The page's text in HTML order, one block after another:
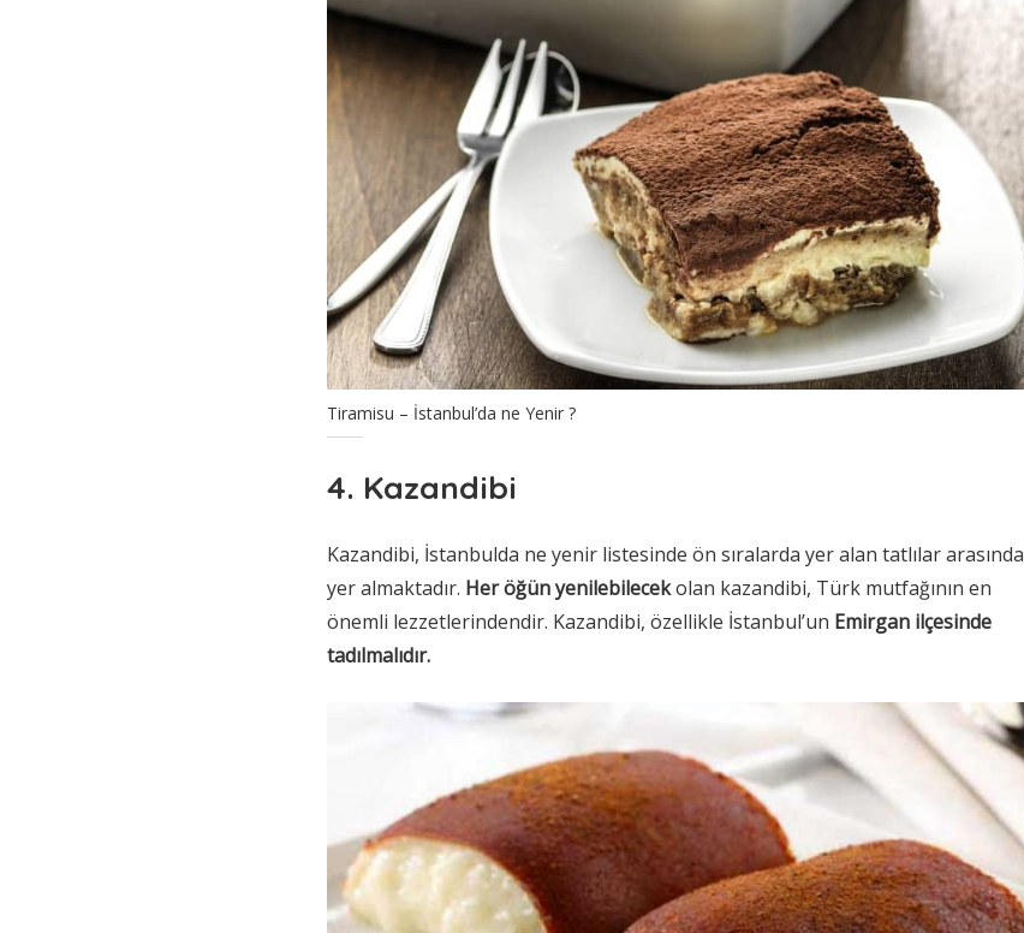
Tiramisu – İstanbul’da ne Yenir ?
4. Kazandibi
Kazandibi, İstanbulda ne yenir listesinde ön sıralarda yer alan tatlılar arasında
yer almaktadır. Her öğün yenilebilecekolan kazandibi, Türk mutfağının en
önemli lezzetlerindendir. Kazandibi, özellikle İstanbul’un Emirgan ilçesinde
tadılmalıdır.